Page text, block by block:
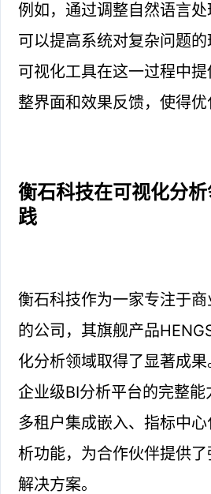
例如，通过调整自然语言处
可以提高系统对复杂问题的
可视化工具在这一过程中
整界面和效果反馈，使得优
衡石科技在可视化分
践
衡石科技作为一家专注于
的公司，其旗舰产品
化分析领域取得了显著成
企业级BI分析平台的完整
多租户集成嵌入、指标中
析功能，为合作伙伴提供
解决方案。